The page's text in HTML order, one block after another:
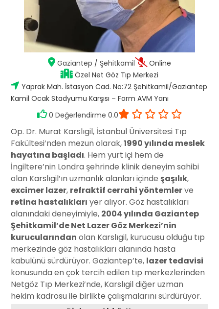
Gaziantep / Şehitkamil
Online
Özel Net Göz Tıp Merkezi
Yaprak Mah. İstasyon Cad. No:72 Şehitkamil/Gaziantep
Kamil Ocak Stadyumu Karşısı – Form AVM Yanı
0 Değerlendirme 0.0
Op. Dr. Murat Karslıgil, İstanbul Üniversitesi Tıp
Fakültesi’nden mezun olarak,1990 yılında meslek
hayatına başladı. Hem yurt içi hem de
İngiltere’nin Londra şehrinde klinik deneyim sahibi
olan Karslıgil’ın uzmanlık alanları içindeşaşılık,
excimer lazer, refraktif cerrahi yöntemlerve
retina hastalıkları yer alıyor. Göz hastalıkları
alanındaki deneyimiyle, 2004 yılında Gaziantep
Şehitkamil’de Net Lazer Göz Merkezi’nin
kurucularından olan Karslıgil, kurucusu olduğu tıp
merkezinde göz hastalıkları alanında hasta
kabulünü sürdürüyor. Gaziantep’te, lazer tedavisi
konusunda en çok tercih edilen tıp merkezlerinden
Netgöz Tıp Merkezi’nde, Karslıgil diğer uzman
hekim kadrosu ile birlikte çalışmalarını sürdürüyor.